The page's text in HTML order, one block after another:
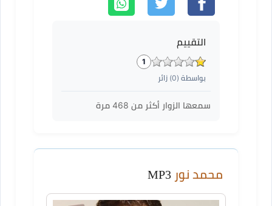
التقييم
1
بواسطة (0) زائر
سمعها الزوار أكثر من 468 مرة
محمد نور